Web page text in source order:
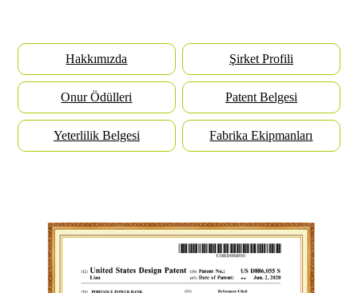
Hakkımızda Şirket Profili
Onur Ödülleri Patent Belgesi
Yeterlilik Belgesi Fabrika Ekipmanları